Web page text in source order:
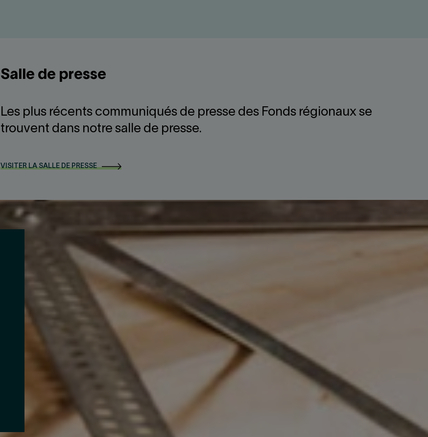
Salle de presse
Les plus récents communiqués de presse des Fonds régionaux se
trouvent dans notre salle de presse.
VISITER LA SALLE DE PRESSE